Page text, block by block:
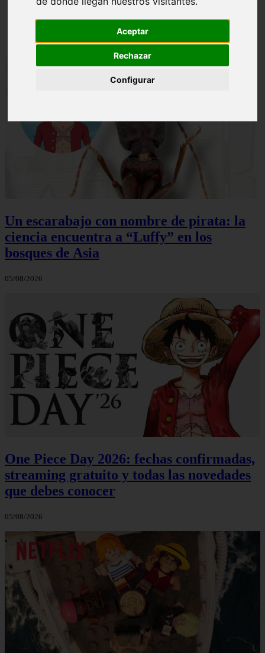
Aceptar
Rechazar
Configurar
Un escarabajo con nombre de pirata: la
ciencia encuentra a “Luffy” en los
bosques de Asia
05/08/2026
One Piece Day 2026: fechas confirmadas,
streaming gratuito y todas las novedades
que debes conocer
05/08/2026